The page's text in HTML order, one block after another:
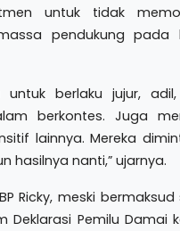
untuk tidak
pendukung pada
untuk berlaku jujur,
berkontes. Juga
lainnya. Mereka
hasilnya nanti,” ujarnya.
Ricky, meski
Deklarasi Pemilu Damai